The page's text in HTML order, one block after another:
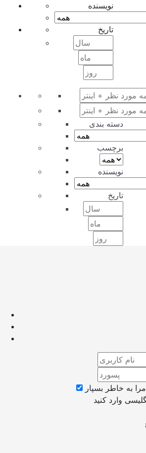
نویسنده
تاریخ
دسته بندی
برچسب
نویسنده
تاریخ
مرا به خاطر بسپار